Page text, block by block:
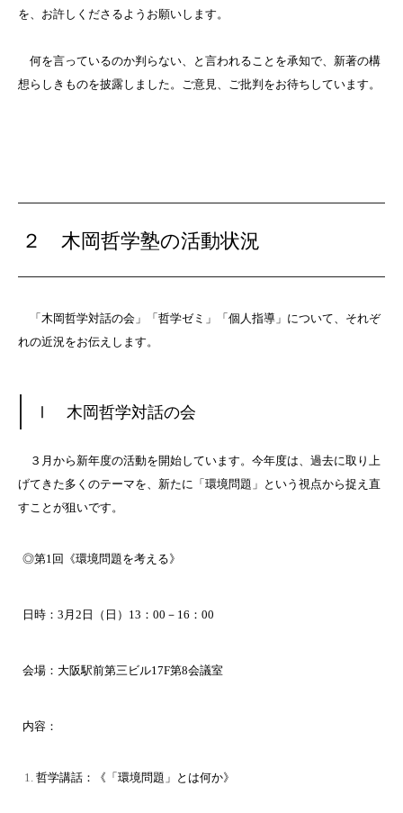
を、お許しくださるようお願いします。
何を言っているのか判らない、と言われることを承知で、新著の構
想らしきものを披露しました。ご意見、ご批判をお待ちしています。
２木岡哲学塾の活動状況
「木岡哲学対話の会」「哲学ゼミ」「個人指導」について、それぞ
れの近況をお伝えします。
Ⅰ 木岡哲学対話の会
３月から新年度の活動を開始しています。今年度は、過去に取り上
げてきた多くのテーマを、新たに「環境問題」という視点から捉え直
すことが狙いです。
◎第1 回《環境問題を考える》
日時： 3 月 2 日（日） 13 ： 00 － 16 ： 00
会場：大阪駅前第三ビル17F第8会議室
内容：
哲学講話：《「環境問題」とは何か》